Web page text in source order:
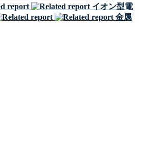
イオン型電
金属